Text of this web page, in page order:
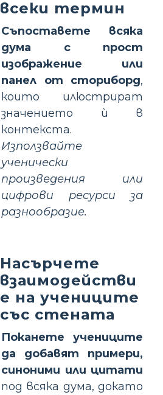
всеки термин
Съпоставете всяка
дума с прост
изображение или
панел от сториборд,
които илюстрират
значението ѝ в
контекста.
Използвайте
ученически
произведения или
цифрови ресурси за
разнообразие.
Насърчете
взаимодействи
е на учениците
със стената
Поканете учениците
да добавят примери,
синоними или цитати
под всяка дума, докато